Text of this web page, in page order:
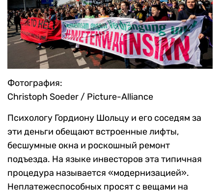
Фотография:
Christoph Soeder / Picture-Alliance
Психологу Гордиону Шольцу и его соседям за
эти деньги обещают встроенные лифты,
бесшумные окна и роскошный ремонт
подъезда. На языке инвесторов эта типичная
процедура называется «модернизацией».
Неплатежеспособных просят с вещами на